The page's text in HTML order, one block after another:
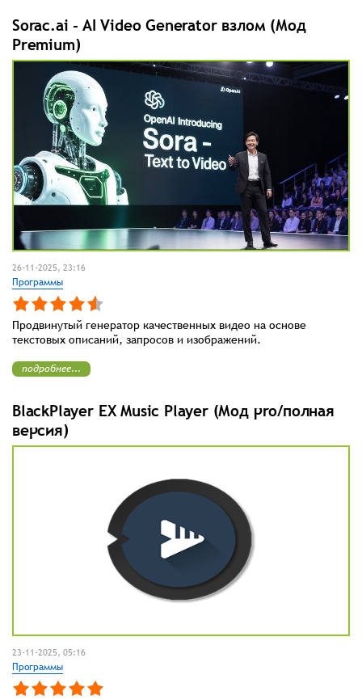
26-11-2025, 23:16
Sorac.ai - AI Video Generator взлом (Мод
Premium)
Программы
Продвинутый генератор качественных видео на основе
текстовых описаний, запросов и изображений.
подробнее...
23-11-2025, 05:16
BlackPlayer EX Music Player (Мод pro/полная
версия)
Программы